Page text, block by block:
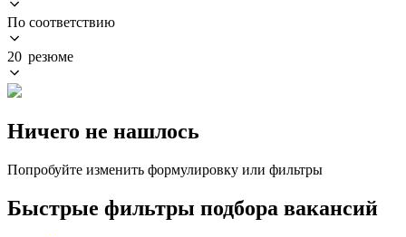
По соответствию
20 резюме
Ничего не нашлось
Попробуйте изменить формулировку или фильтры
Быстрые фильтры подбора вакансий